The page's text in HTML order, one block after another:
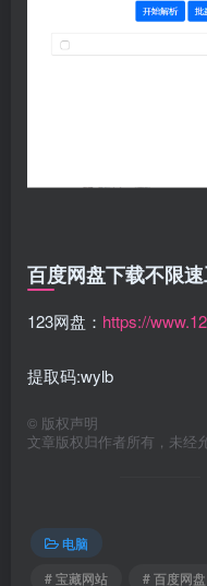
百度网盘下载不限
123网盘： https://
提取码:wylb
© 版权声明
文章版权归作者所有，未经
电脑
# 宝藏网站
# 百度网盘